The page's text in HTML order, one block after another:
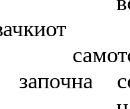
започна